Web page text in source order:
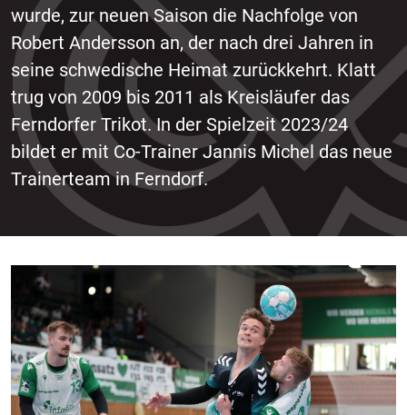
wurde, zur neuen Saison die Nachfolge von
Robert Andersson an, der nach drei Jahren in
seine schwedische Heimat zurückkehrt. Klatt
trug von 2009 bis 2011 als Kreisläufer das
Ferndorfer Trikot. In der Spielzeit 2023/24
bildet er mit Co-Trainer Jannis Michel das neue
Trainerteam in Ferndorf.